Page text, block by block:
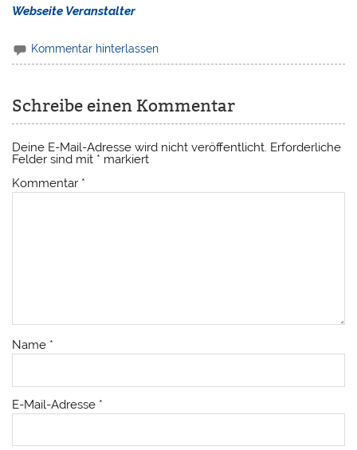
Webseite Veranstalter
Kommentar hinterlassen
Schreibe einen Kommentar
Deine E-Mail-Adresse wird nicht veröffentlicht. Erforderliche
Felder sind mit * markiert
Kommentar *
Name *
E-Mail-Adresse *